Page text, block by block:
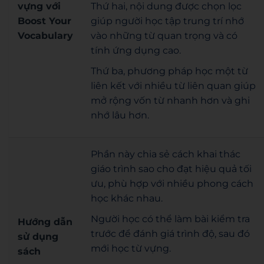
vựng với
Boost Your
Vocabulary
Thứ hai, nội dung được chọn lọc
giúp người học tập trung trí nhớ
vào những từ quan trọng và có
tính ứng dụng cao.
Thứ ba, phương pháp học một từ
liên kết với nhiều từ liên quan giúp
mở rộng vốn từ nhanh hơn và ghi
nhớ lâu hơn.
Hướng dẫn
sử dụng
sách
Phần này chia sẻ cách khai thác
giáo trình sao cho đạt hiệu quả tối
ưu, phù hợp với nhiều phong cách
học khác nhau.
Người học có thể làm bài kiểm tra
trước để đánh giá trình độ, sau đó
mới học từ vựng.